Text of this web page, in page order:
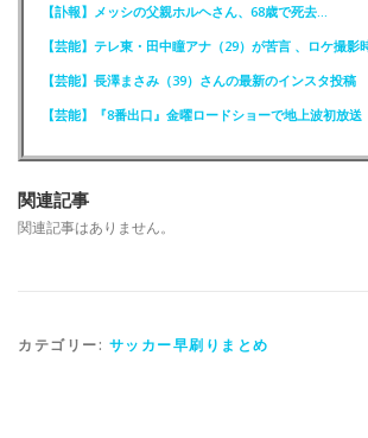
【訃報】メッシの父親ホルヘさん、68歳で死去…
【芸能】長澤まさみ（39）さんの最新のインスタ投稿
【芸能】『8番出口』金曜ロードショーで地上波初放送
関連記事
関連記事はありません。
カテゴリー: サッカー早刷りまとめ